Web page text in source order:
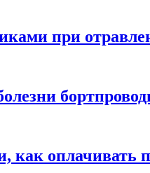
при
как оплачивать